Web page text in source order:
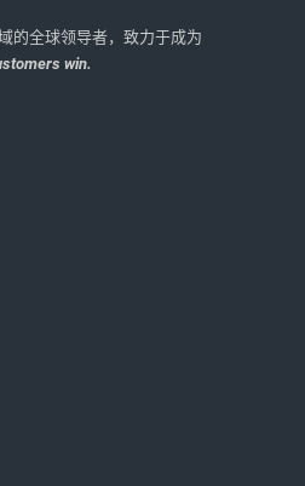
的全球领导者，致力于成为
win.